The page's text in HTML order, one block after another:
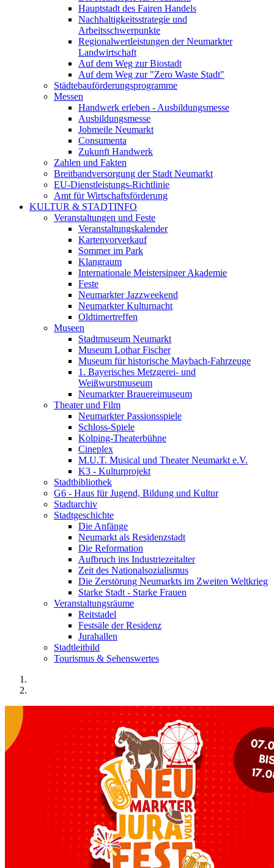
Hauptstadt des Fairen Handels
Nachhaltigkeitsstrategie und
Arbeitsschwerpunkte
Regionalwertleistungen der Neumarkter
Landwirtschaft
Auf dem Weg zur Biostadt
Auf dem Weg zur "Zero Waste Stadt"
Städtebauförderungsprogramme
Messen
Handwerk erleben - Ausbildungsmesse
Ausbildungsmesse
Jobmeile Neumarkt
Consumenta
Zukunft Handwerk
Zahlen und Fakten
Breitbandversorgung der Stadt Neumarkt
EU-Dienstleistungs-Richtlinie
Amt für Wirtschaftsförderung
KULTUR & STADTINFO
Veranstaltungen und Feste
Veranstaltungskalender
Kartenvorverkauf
Sommer im Park
Klangraum
Internationale Meistersinger Akademie
Feste
Neumarkter Jazzweekend
Neumarkter Kulturnacht
Oldtimertreffen
Museen
Stadtmuseum Neumarkt
Museum Lothar Fischer
Museum für historische Maybach-Fahrzeuge
1. Bayerisches Metzgerei- und
Weißwurstmuseum
Neumarkter Brauereimuseum
Theater und Film
Neumarkter Passionsspiele
Schloss-Spiele
Kolping-Theaterbühne
Cineplex
M.U.T. Musical und Theater Neumarkt e.V.
K3 - Kulturprojekt
Stadtbibliothek
G6 - Haus für Jugend, Bildung und Kultur
Stadtarchiv
Stadtgeschichte
Die Anfänge
Neumarkt als Residenzstadt
Die Reformation
Aufbruch ins Industriezeitalter
Zeit des Nationalsozialismus
Die Zerstörung Neumarkts im Zweiten Weltkrieg
Starke Stadt - Starke Frauen
Veranstaltungsräume
Reitstadel
Festsäle der Residenz
Jurahallen
Stadtleitbild
Tourismus & Sehenswertes